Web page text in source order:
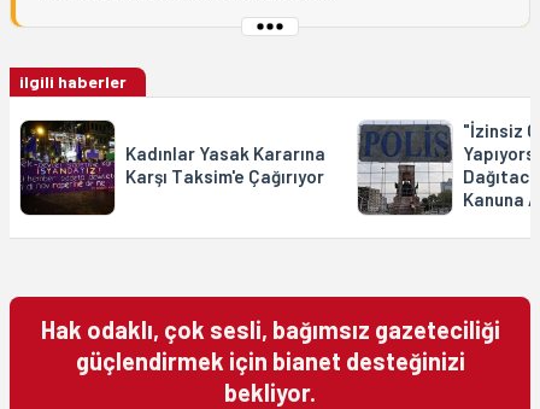
ilgili haberler
Kadınlar Yasak Kararına
Karşı Taksim'e Çağırıyor
"İzinsiz
Kanuna
Hak odaklı, çok sesli, bağımsız gazeteciliği
güçlendirmek için bianet desteğinizi
bekliyor.